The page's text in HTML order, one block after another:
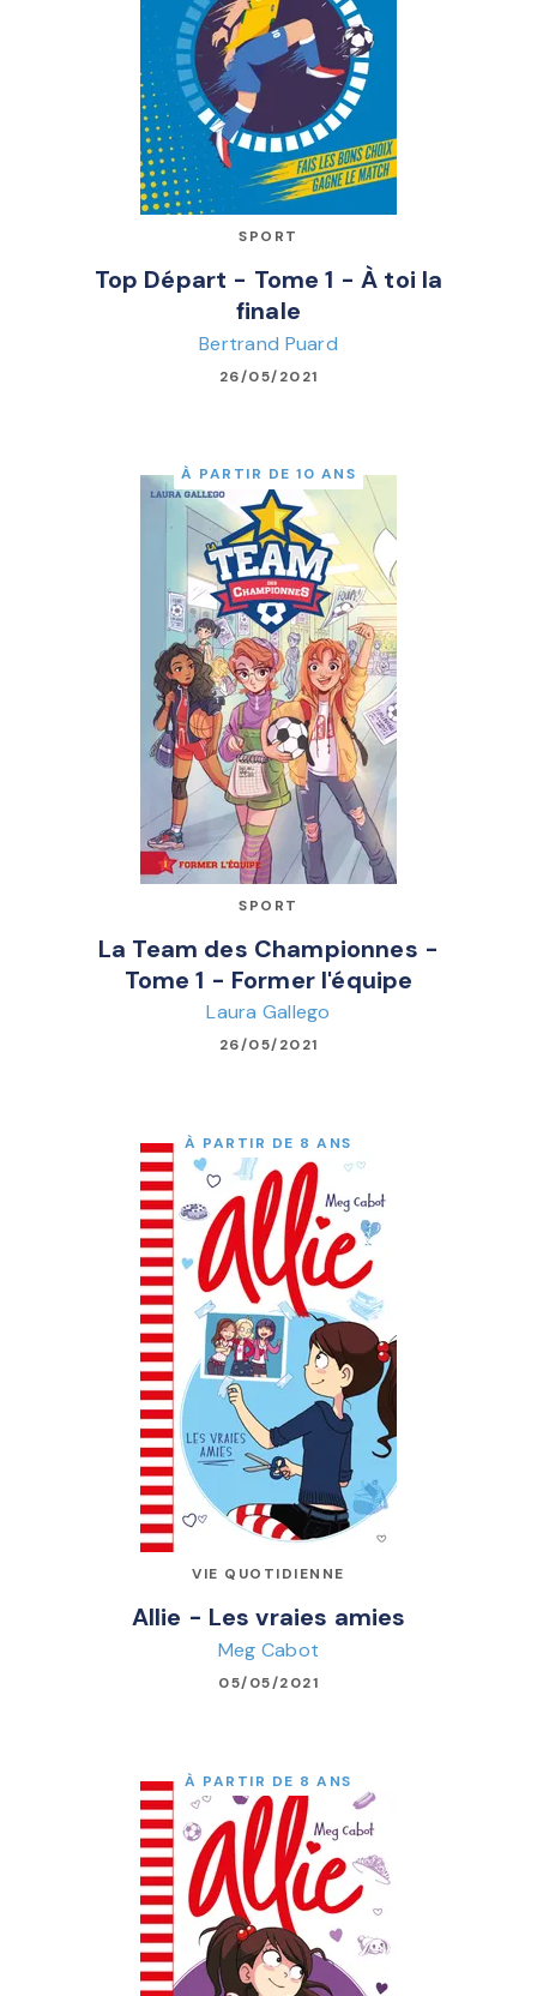
SPORT
Top Départ - Tome 1 - À toi la
finale
Bertrand Puard
26/05/2021
À PARTIR DE 10 ANS
SPORT
La Team des Championnes -
Tome 1 - Former l'équipe
Laura Gallego
26/05/2021
À PARTIR DE 8 ANS
VIE QUOTIDIENNE
Allie - Les vraies amies
Meg Cabot
05/05/2021
À PARTIR DE 8 ANS